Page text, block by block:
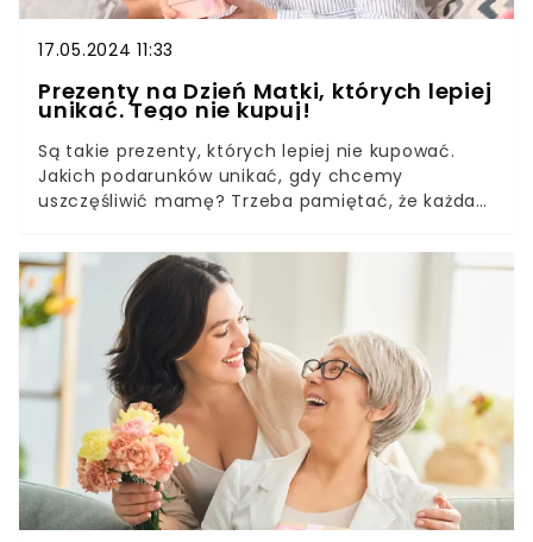
17.05.2024 11:33
Prezenty na Dzień Matki, których lepiej
unikać. Tego nie kupuj!
Są takie prezenty, których lepiej nie kupować.
Jakich podarunków unikać, gdy chcemy
uszczęśliwić mamę? Trzeba pamiętać, że każda
podejście powinno być główną zasadą podczas
kupowania prezentu na Dzień Matki.